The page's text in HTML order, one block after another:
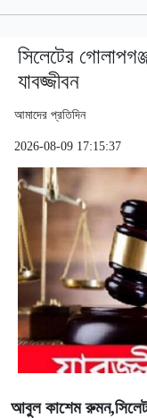
সিলেটের
যাবজ্জীবন
আমাদের প্রতিদিন
2026-08-09 17:15:37
আবুল কাশেম